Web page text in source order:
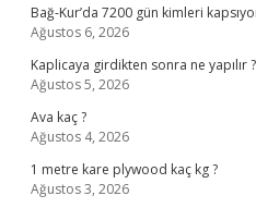
Bağ-Kur’da 7200 gün kimleri
Ağustos 6, 2026
Kaplicaya girdikten sonra ne yapılır ?
Ağustos 5, 2026
Ava kaç ?
Ağustos 4, 2026
1 metre kare plywood kaç kg ?
Ağustos 3, 2026